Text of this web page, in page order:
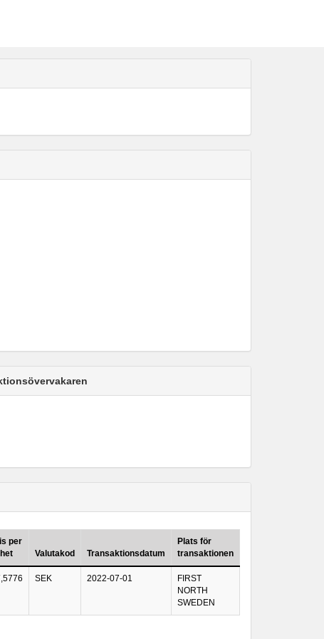
per
Valutakod Transaktionsdatum
Plats för
transaktionen
SEK 2022-07-01
FIRST
NORTH
SWEDEN